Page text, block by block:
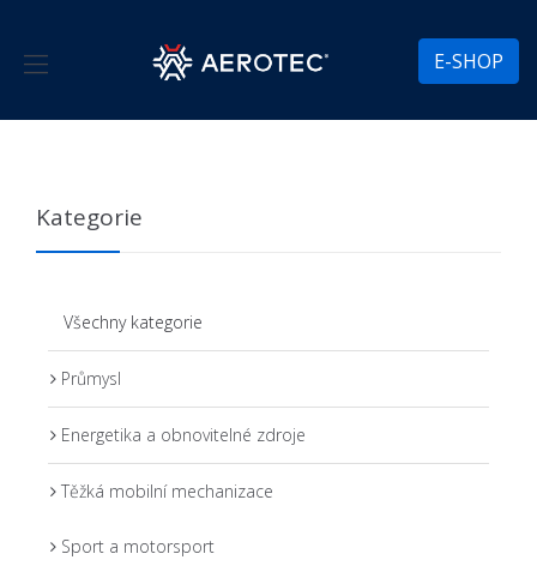
E-SHOP
Kategorie
Všechny kategorie
Průmysl
Energetika a obnovitelné zdroje
Těžká mobilní mechanizace
Sport a motorsport